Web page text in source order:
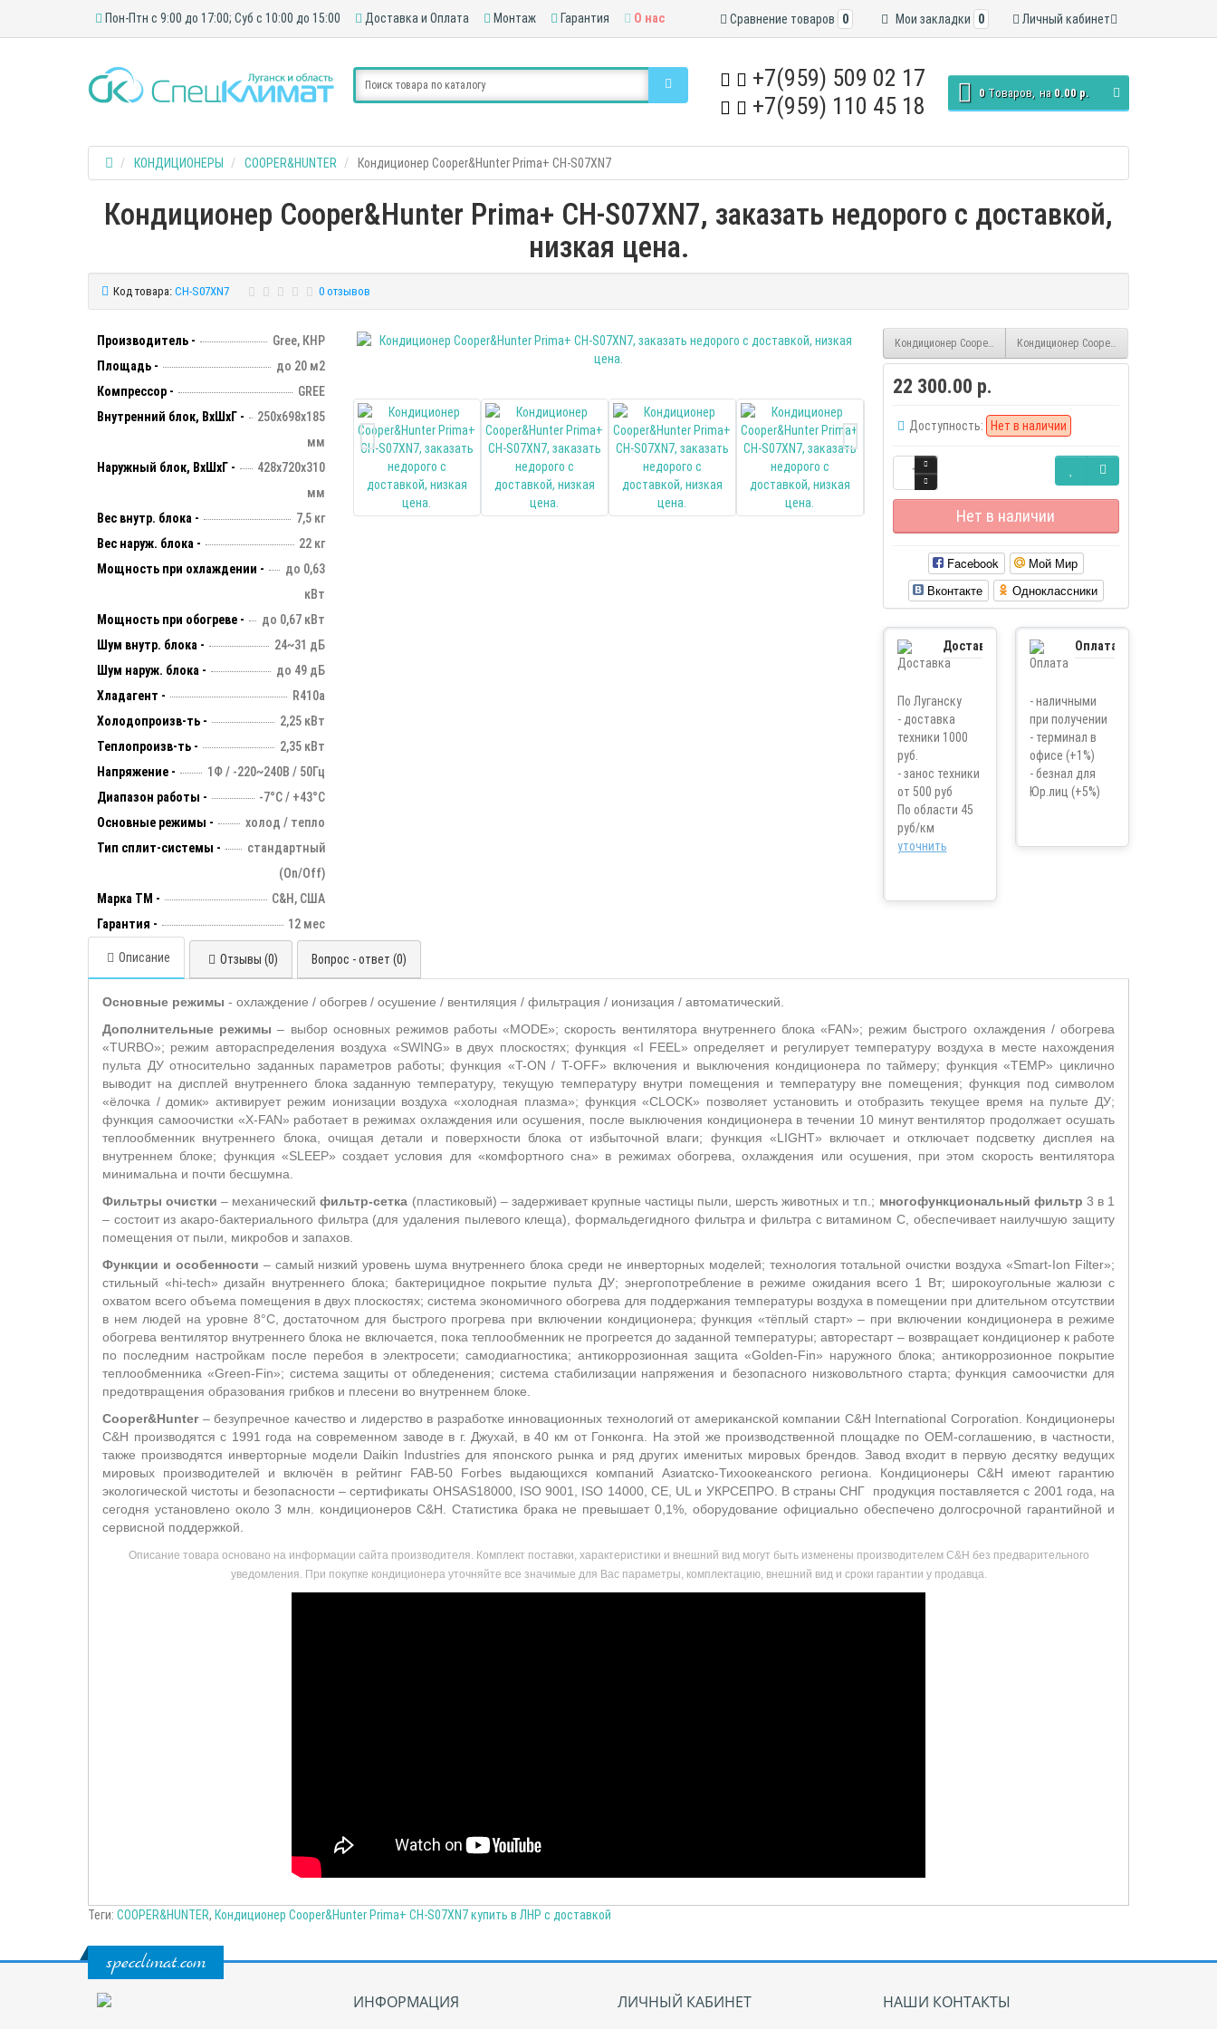
Пон-Птн с 9:00 до 17:00; Суб с 10:00 до 15:00 Доставка и Оплата Монтаж Гарантия О нас Личный кабинет
Мои закладки 0
Сравнение товаров 0
+7(959) 509 02 17
+7(959) 110 45 18
0 Tоваров, на 0.00 р.
КОНДИЦИОНЕРЫ COOPER&HUNTER Кондиционер Cooper&Hunter Prima+ CH-S07XN7
Кондиционер Cooper&Hunter Prima+ CH-S07XN7, заказать недорого с доставкой,
низкая цена.
Код товара: CH-S07XN7 0 отзывов
Производитель -
Gree, КНР
Площадь -
до 20 м2
Компрессор -
GREE
Внутренний блок, ВхШхГ -
250х698х185
мм
Наружный блок, ВхШхГ -
428х720х310
мм
Вес внутр. блока -
7,5 кг
Вес наруж. блока -
22 кг
Мощность при охлаждении -
до 0,63
кВт
Мощность при обогреве -
до 0,67 кВт
Шум внутр. блока -
24~31 дБ
Шум наруж. блока -
до 49 дБ
Хладагент -
R410a
Холодопроизв-ть -
2,25 кВт
Теплопроизв-ть -
2,35 кВт
Напряжение -
1Ф / -220~240В / 50Гц
Диапазон работы -
-7°С / +43°С
Основные режимы -
холод / тепло
Тип сплит-системы -
стандартный
(On/Off)
Марка ТМ -
C&H, США
Гарантия -
12 мес
Кондиционер Cooper&Hunter Air-Master CH-S24FTXP-NG inverter
Кондиционер Cooper&Hunter Prima+ CH-
22 300.00 р.
Доступность: Нет в наличии
Нет в наличии
Facebook
Мой Мир
Вконтакте
Одноклассники
Доставка
По Луганску
- доставка
техники 1000
руб.
- занос техники
от 500 руб
По области 45
руб/км
уточнить
Оплата
- наличными
при получении
- терминал в
офисе (+1%)
- безнал для
Юр.лиц (+5%)
Описание Отзывы (0) Вопрос - ответ (0)
Основные режимы - охлаждение / обогрев / осушение / вентиляция / фильтрация / ионизация / автоматический.
Дополнительные режимы – выбор основных режимов работы «MODE»; скорость вентилятора внутреннего блока «FAN»; режим быстрого охлаждения / обогрева
«TURBO»; режим автораспределения воздуха «SWING» в двух плоскостях; функция «I FEEL» определяет и регулирует температуру воздуха в месте нахождения
пульта ДУ относительно заданных параметров работы; функция «T-ON / T-OFF» включения и выключения кондиционера по таймеру; функция «TEMP» циклично
выводит на дисплей внутреннего блока заданную температуру, текущую температуру внутри помещения и температуру вне помещения; функция под символом
«ёлочка / домик» активирует режим ионизации воздуха «холодная плазма»; функция «CLOCK» позволяет установить и отобразить текущее время на пульте ДУ;
функция самоочистки «X-FAN» работает в режимах охлаждения или осушения, после выключения кондиционера в течении 10 минут вентилятор продолжает осушать
теплообменник внутреннего блока, очищая детали и поверхности блока от избыточной влаги; функция «LIGHT» включает и отключает подсветку дисплея на
внутреннем блоке; функция «SLEEP» создает условия для «комфортного сна» в режимах обогрева, охлаждения или осушения, при этом скорость вентилятора
минимальна и почти бесшумна.
Фильтры очистки – механическийфильтр-сетка (пластиковый) – задерживает крупные частицы пыли, шерсть животных и т.п.; многофункциональный фильтр 3 в 1
– состоит из акаро-бактериального фильтра (для удаления пылевого клеща), формальдегидного фильтра и фильтра с витамином С, обеспечивает наилучшую защиту
помещения от пыли, микробов и запахов.
Функции и особенности – самый низкий уровень шума внутреннего блока среди не инверторных моделей; технология тотальной очистки воздуха «Smart-Ion Filter»;
стильный «hi-tech» дизайн внутреннего блока; бактерицидное покрытие пульта ДУ; энергопотребление в режиме ожидания всего 1 Вт; широкоугольные жалюзи с
охватом всего объема помещения в двух плоскостях; система экономичного обогрева для поддержания температуры воздуха в помещении при длительном отсутствии
в нем людей на уровне 8°С, достаточном для быстрого прогрева при включении кондиционера; функция «тёплый старт» – при включении кондиционера в режиме
обогрева вентилятор внутреннего блока не включается, пока теплообменник не прогреется до заданной температуры; авторестарт – возвращает кондиционер к работе
по последним настройкам после перебоя в электросети; самодиагностика; антикоррозионная защита «Golden-Fin» наружного блока; антикоррозионное покрытие
теплообменника «Green-Fin»; система защиты от обледенения; система стабилизации напряжения и безопасного низковольтного старта; функция самоочистки для
предотвращения образования грибков и плесени во внутреннем блоке.
Cooper&Hunter –безупречное качество и лидерство в разработке инновационных технологий от американской компании C&H International Corporation. Кондиционеры
C&H производятся с 1991 года на современном заводе в г. Джухай, в 40 км от Гонконга. На этой же производственной площадке по ОЕМ-соглашению, в частности,
также производятся инверторные модели Daikin Industries для японского рынка и ряд других именитых мировых брендов. Завод входит в первую десятку ведущих
мировых производителей и включён в рейтинг FAB-50 Forbes выдающихся компаний Азиатско-Тихоокеанского региона. Кондиционеры C&H имеют гарантию
экологической чистоты и безопасности – сертификаты OHSAS18000, ISO 9001, ISO 14000, CE, UL и УКРСЕПРО. В страны СНГ продукция поставляется с 2001 года, на
сегодня установлено около 3 млн. кондиционеров C&H. Статистика брака не превышает 0,1%, оборудование официально обеспечено долгосрочной гарантийной и
сервисной поддержкой.
Описание товара основано на информации сайта производителя. Комплект поставки, характеристики и внешний вид могут быть изменены производителем C&H без предварительного
уведомления. При покупке кондиционера уточняйте все значимые для Вас параметры, комплектацию, внешний вид и сроки гарантии у продавца.
Теги: COOPER&HUNTER, Кондиционер Cooper&Hunter Prima+ CH-S07XN7 купить в ЛНР с доставкой
specclimat.com
ИНФОРМАЦИЯ ЛИЧНЫЙ КАБИНЕТ НАШИ КОНТАКТЫ